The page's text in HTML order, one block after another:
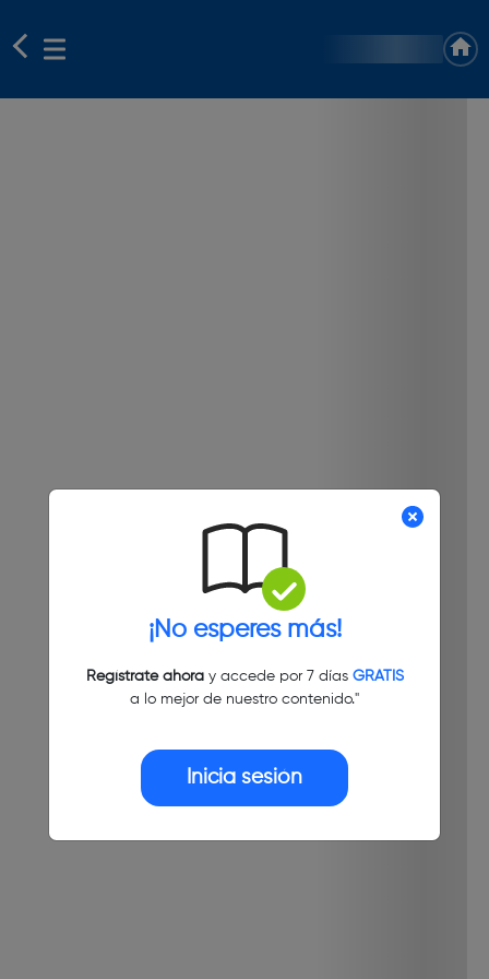
¡No esperes más!
Regístrate ahoray accede por 7 días GRATIS
a lo mejor de nuestro contenido."
Inicia sesión